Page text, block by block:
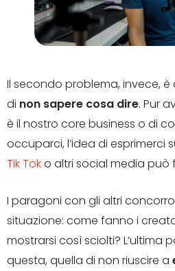
Il secondo problema, invece,
di non sapere cosa dire. Pur
è il nostro core business o di
occuparci, l’idea di esprimerci
Tik Toko altri social media può
I paragoni con gli altri
situazione: come fanno i
mostrarsi così sciolti? L’ultima
questa, quella di non riuscire a